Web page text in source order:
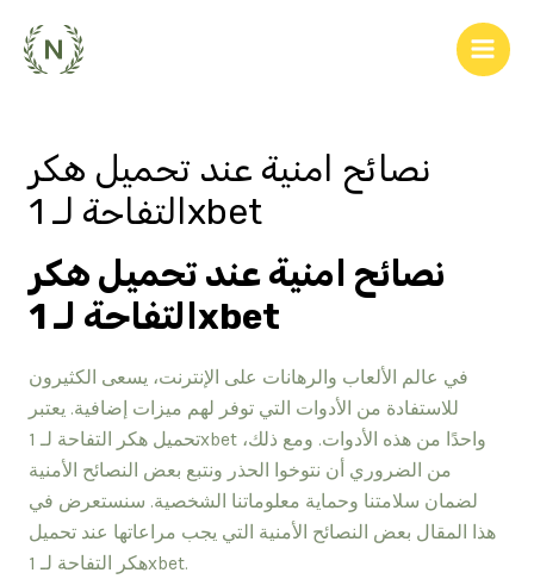
content
Main
نصائح امنية عند تحميل هكر
التفاحة لـ 1xbet
نصائح امنية عند تحميل هكر
التفاحة لـ 1xbet
في عالم الألعاب والرهانات على الإنترنت، يسعى الكثيرون
للاستفادة من الأدوات التي توفر لهم ميزات إضافية. يعتبر
تحميل هكر التفاحة لـ 1xbet واحدًا من هذه الأدوات. ومع ذلك،
من الضروري أن نتوخوا الحذر ونتبع بعض النصائح الأمنية
لضمان سلامتنا وحماية معلوماتنا الشخصية. سنستعرض في
هذا المقال بعض النصائح الأمنية التي يجب مراعاتها عند تحميل
هكر التفاحة لـ 1xbet.